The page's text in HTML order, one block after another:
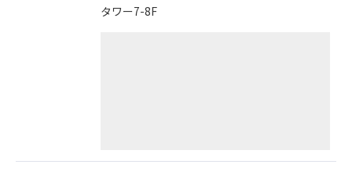
タワー7-8F